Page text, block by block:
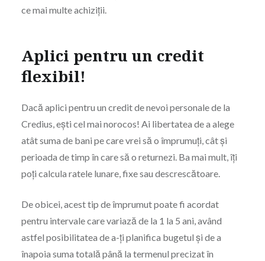
ce mai multe achiziții.
Aplici pentru un credit
flexibil!
Dacă aplici pentru un credit de nevoi personale de la
Credius, ești cel mai norocos! Ai libertatea de a alege
atât suma de bani pe care vrei să o împrumuți, cât și
perioada de timp în care să o returnezi. Ba mai mult, îți
poți calcula ratele lunare, fixe sau descrescătoare.
De obicei, acest tip de împrumut poate fi acordat
pentru intervale care variază de la 1 la 5 ani, având
astfel posibilitatea de a-ți planifica bugetul și de a
înapoia suma totală până la termenul precizat în